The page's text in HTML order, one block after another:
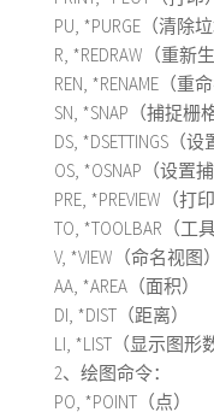
PU, *PURGE（清除垃
R, *REDRAW（重新生
REN, *RENAME（重命
SN, *SNAP（捕捉栅格
DS, *DSETTINGS（设
OS, *OSNAP（设置捕
PRE, *PREVIEW（打印
TO, *TOOLBAR（工具
V, *VIEW（命名视图）
AA, *AREA（面积）
DI, *DIST（距离）
LI, *LIST（显示图形数
2、绘图命令：
PO, *POINT（点）